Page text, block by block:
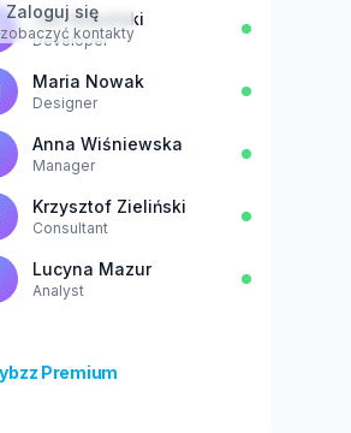
Zaloguj się
kontakty
Jan Kowalski
Developer
Maria Nowak
Designer
Anna Wiśniewska
Manager
Krzysztof Zieliński
Consultant
Lucyna Mazur
Analyst
Premium